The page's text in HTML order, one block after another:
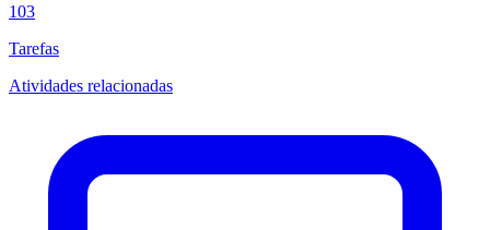
103
Tarefas
Atividades relacionadas